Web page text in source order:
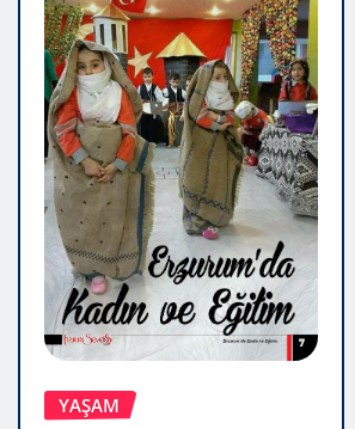
YAŞAM